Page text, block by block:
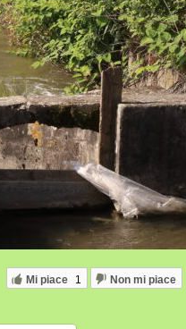
Mi piace 1 Non mi piace